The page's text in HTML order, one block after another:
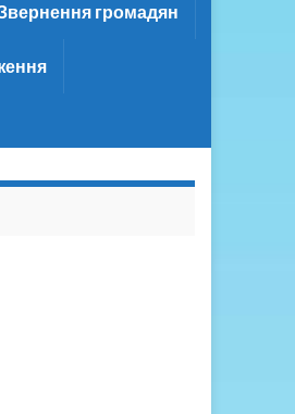
громадян